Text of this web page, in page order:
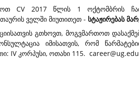
CV 2017 წლის 1 ოქტომბრის
ველში მიუთითეთ - სტაჟირებას
გთხოვთ, მოგვმართოთ
იმისათვის, რომ
IV კორპუსი, ოთახი 115.